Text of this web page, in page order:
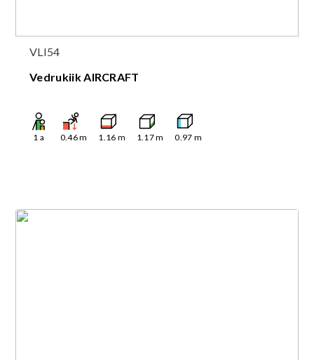
VLI54
Vedrukiik AIRCRAFT
1 a 0.46m 1.16 m 1.17m 0.97 m